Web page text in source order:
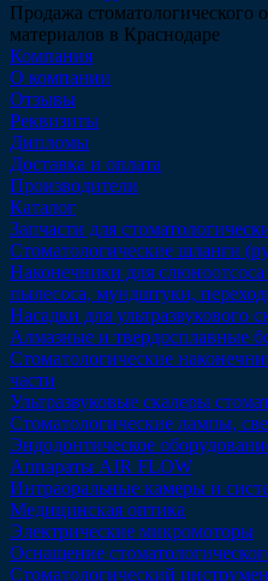
Продажа стоматологического
материалов в Краснодаре
Компания
О компании
Отзывы
Реквизиты
Дипломы
Доставка и оплата
Производители
Каталог
Запчасти для
Стоматологические шланги
Наконечники для слюноотсоса
пылесоса, мундштуки,
Насадки для ультразвукового
Алмазные и твердосплавные
Стоматологические
части
Ультразвуковые скалеры
Стоматологические лампы,
Эндодонтическое
Аппараты AIR FLOW
Интраоральные камеры и
Медицинская оптика
Электрические микромоторы
Оснащение
Стоматологический